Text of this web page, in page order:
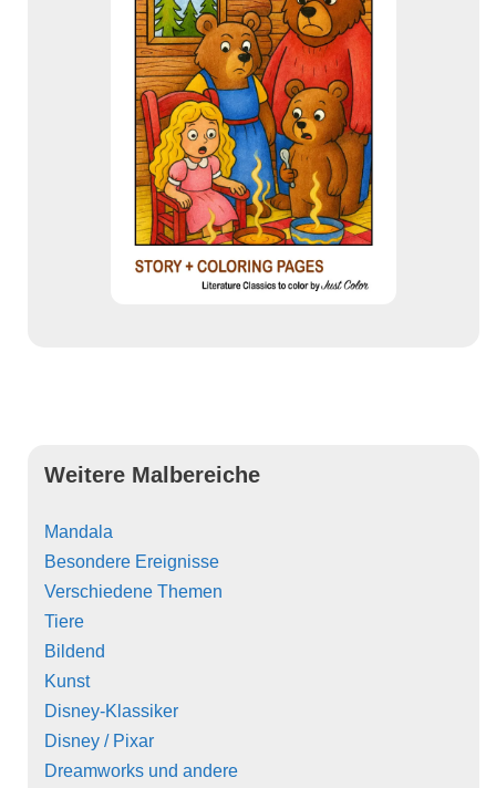
Weitere Malbereiche
Mandala
Besondere Ereignisse
Verschiedene Themen
Tiere
Bildend
Kunst
Disney-Klassiker
Disney / Pixar
Dreamworks und andere